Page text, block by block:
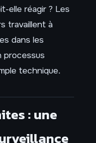
elle réagir ? Les
travaillent à
dans les
processus
technique.
: une